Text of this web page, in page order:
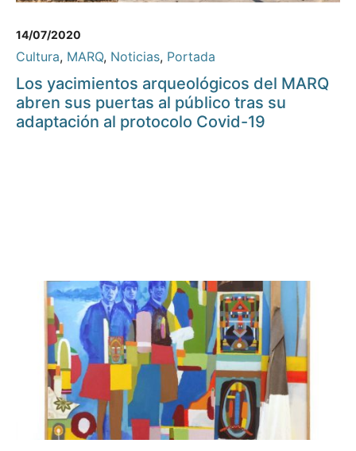
14/07/2020
Cultura, MARQ, Noticias, Portada
Los yacimientos arqueológicos del MARQ
abren sus puertas al público tras su
adaptación al protocolo Covid-19